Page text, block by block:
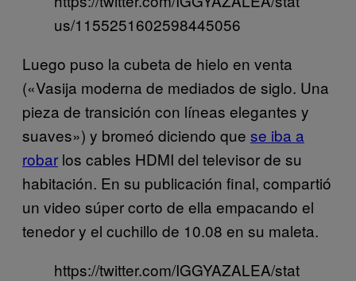
us/1155251602598445056
Luego puso la cubeta de hielo en venta
(«Vasija moderna de mediados de siglo. Una
pieza de transición con líneas elegantes y
suaves») y bromeó diciendo que se iba a
robar los cables HDMI del televisor de su
habitación. En su publicación final, compartió
un video súper corto de ella empacando el
tenedor y el cuchillo de 10.08 en su maleta.
https://twitter.com/IGGYAZALEA/stat